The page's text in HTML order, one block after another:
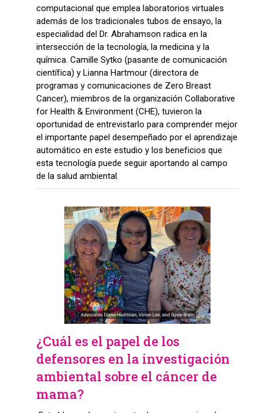
computacional que emplea laboratorios virtuales
además de los tradicionales tubos de ensayo, la
especialidad del Dr. Abrahamson radica en la
intersección de la tecnología, la medicina y la
química. Camille Sytko (pasante de comunicación
científica) y Lianna Hartmour (directora de
programas y comunicaciones de Zero Breast
Cancer), miembros de la organización Collaborative
for Health & Environment (CHE), tuvieron la
oportunidad de entrevistarlo para comprender mejor
el importante papel desempeñado por el aprendizaje
automático en este estudio y los beneficios que
esta tecnología puede seguir aportando al campo
de la salud ambiental.
¿Cuál es el papel de los
defensores en la investigación
ambiental sobre el cáncer de
mama?